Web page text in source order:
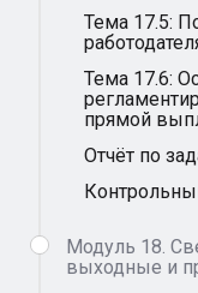
Тема 17.5:
Тема 17.6:
прямой
Отчёт по
Модуль 18.
выходные и